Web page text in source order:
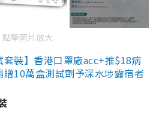
點擊圖片放大
裝】香港口罩廠acc+推$18病
10萬盒測試劑予深水埗露宿者